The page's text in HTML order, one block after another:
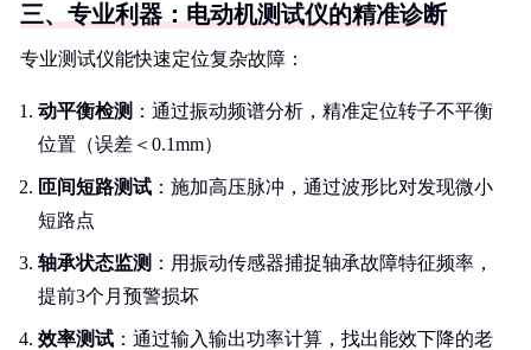
三、专业利器：电动机测试仪的精准诊断
专业测试仪能快速定位复杂故障：
动平衡检测 ：通过振动频谱分析，精准定位转子不平衡
位置（误差＜0.1mm）
匝间短路测试 ：施加高压脉冲，通过波形比对发现微小
短路点
轴承状态监测 ：用振动传感器捕捉轴承故障特征频率，
提前3个月预警损坏
效率测试 ：通过输入输出功率计算，找出能效下降的老